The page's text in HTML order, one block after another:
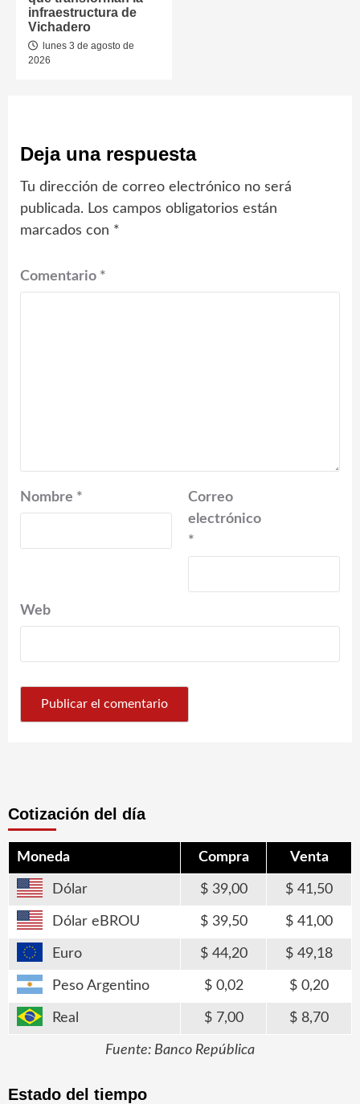
infraestructura de
Vichadero
lunes 3 de agosto de
2026
Deja una respuesta
Tu dirección de correo electrónico no será
publicada. Los campos obligatorios están
marcados con *
Comentario *
Nombre *
Correo
electrónico
*
Web
Cotización del día
Moneda Compra Venta
Dólar 39,00 41,50
Dólar eBROU 39,50 41,00
Euro 44,20 49,18
Peso Argentino 0,02 0,20
Real 7,00 8,70
Fuente: Banco República
Estado del tiempo